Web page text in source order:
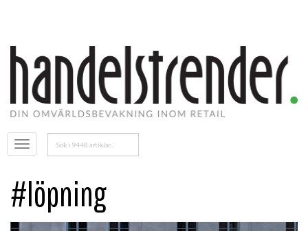
Öppna
menyn
Sök
efter:
#löpning